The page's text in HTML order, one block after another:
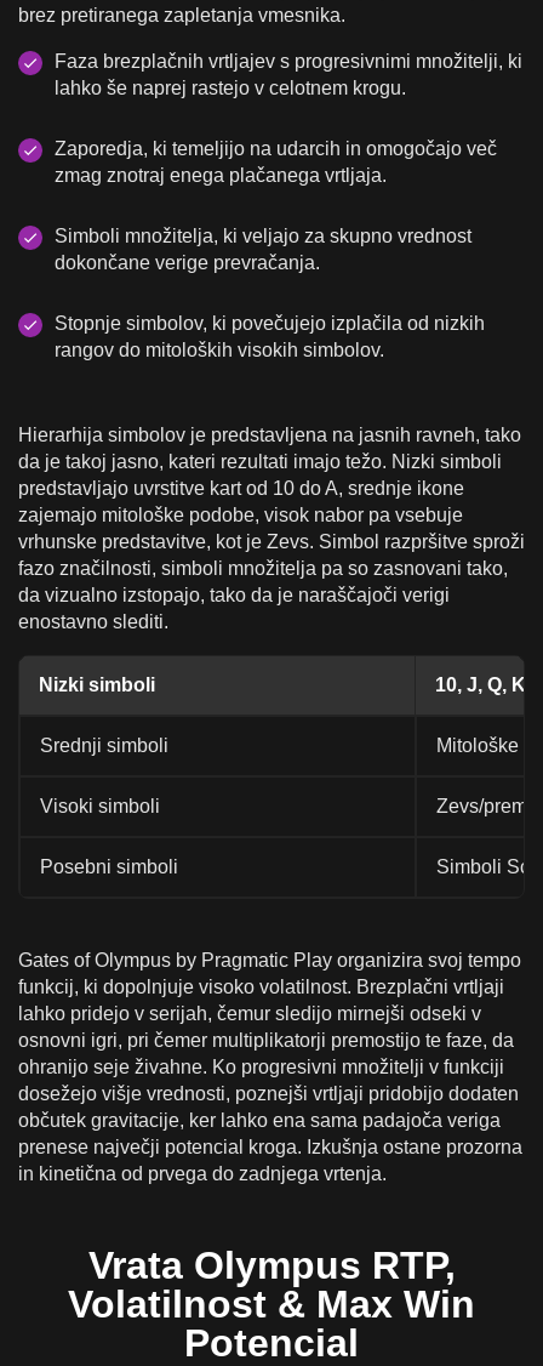
brez pretiranega zapletanja vmesnika.
Faza brezplačnih vrtljajev s progresivnimi množitelji, ki
lahko še naprej rastejo v celotnem krogu.
Zaporedja, ki temeljijo na udarcih in omogočajo več
zmag znotraj enega plačanega vrtljaja.
Simboli množitelja, ki veljajo za skupno vrednost
dokončane verige prevračanja.
Stopnje simbolov, ki povečujejo izplačila od nizkih
rangov do mitoloških visokih simbolov.
Hierarhija simbolov je predstavljena na jasnih ravneh, tako
da je takoj jasno, kateri rezultati imajo težo. Nizki simboli
predstavljajo uvrstitve kart od 10 do A, srednje ikone
zajemajo mitološke podobe, visok nabor pa vsebuje
vrhunske predstavitve, kot je Zevs. Simbol razpršitve sproži
fazo značilnosti, simboli množitelja pa so zasnovani tako,
da vizualno izstopajo, tako da je naraščajoči verigi
enostavno slediti.
Nizki simboli 10, J, Q, K,
Srednji simboli Mitološke
Visoki simboli Zevs/
Posebni simboli Simboli
Gates of Olympus by Pragmatic Play organizira svoj tempo
funkcij, ki dopolnjuje visoko volatilnost. Brezplačni vrtljaji
lahko pridejo v serijah, čemur sledijo mirnejši odseki v
osnovni igri, pri čemer multiplikatorji premostijo te faze, da
ohranijo seje živahne. Ko progresivni množitelji v funkciji
dosežejo višje vrednosti, poznejši vrtljaji pridobijo dodaten
občutek gravitacije, ker lahko ena sama padajoča veriga
prenese največji potencial kroga. Izkušnja ostane prozorna
in kinetična od prvega do zadnjega vrtenja.
Vrata Olympus RTP,
Volatilnost & Max Win
Potencial